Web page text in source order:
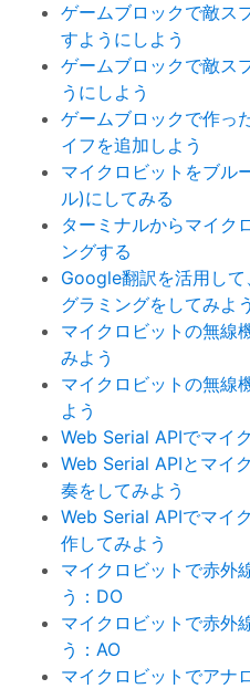
ゲームブロックで敵ス
すようにしよう
ゲームブロックで敵ス
うにしよう
ゲームブロックで作っ
イフを追加しよう
マイクロビットをブル
ル)にしてみる
ターミナルからマイク
ングする
Google翻訳を活用し
グラミングをしてみよう
マイクロビットの無線
みよう
マイクロビットの無線
よう
Web Serial APIでマイ
Web Serial APIとマイ
奏をしてみよう
Web Serial APIでマイ
作してみよう
マイクロビットで赤外
う：DO
マイクロビットで赤外
う：AO
マイクロビットでアナ